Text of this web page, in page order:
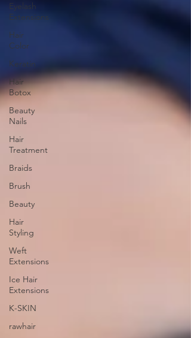
Eyelash
Extensions
Hair
Color
Keratin
Hair
Botox
Beauty
Nails
Hair
Treatment
Braids
Brush
Beauty
Hair
Styling
Weft
Extensions
Ice Hair
Extensions
K-SKIN
rawhair